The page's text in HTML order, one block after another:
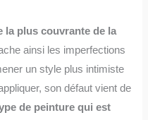
la plus couvrante de la
ainsi les imperfections
un style plus intimiste
son défaut vient de
de peinture qui est